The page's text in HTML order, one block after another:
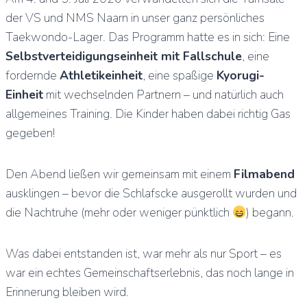
der VS und NMS Naarn in unser ganz persönliches
Taekwondo-Lager. Das Programm hatte es in sich: Eine
Selbstverteidigungseinheit mit Fallschule, eine
fordernde Athletikeinheit, eine spaßige Kyorugi-
Einheit mit wechselnden Partnern – und natürlich auch
allgemeines Training. Die Kinder haben dabei richtig Gas
gegeben!
Den Abend ließen wir gemeinsam mit einem Filmabend
ausklingen – bevor die Schlafscke ausgerollt wurden und
die Nachtruhe (mehr oder weniger pünktlich
) begann.
Was dabei entstanden ist, war mehr als nur Sport – es
war ein echtes Gemeinschaftserlebnis, das noch lange in
Erinnerung bleiben wird.